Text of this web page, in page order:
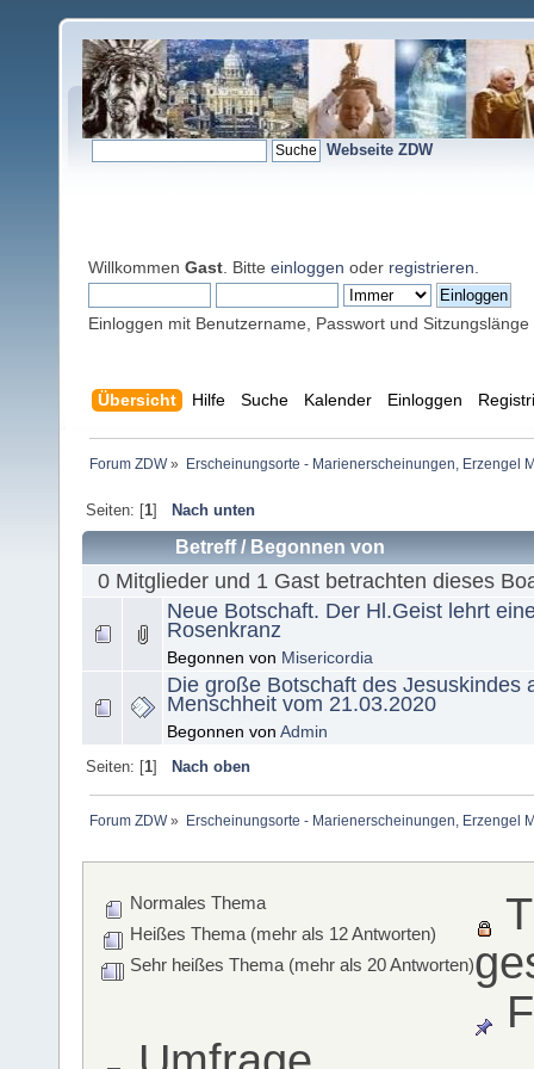
Webseite ZDW
Willkommen Gast . Bitte einloggen oder registrieren
Einloggen mit Benutzername, Passwort und Sitzungslänge
Übersicht Hilfe Suche Kalender Einloggen
Forum ZDW» Erscheinungsorte - Marienerscheinungen, Erzengel
Seiten: [1] Nach unten
Betreff/ Begonnen von
0 Mitglieder und 1 Gast betrachten dieses
Neue Botschaft. Der Hl.Geist lehrt
Rosenkranz
Begonnen von Misericordia
Die große Botschaft des Jesuskindes
Menschheit vom 21.03.2020
Begonnen von Admin
Seiten: [1] Nach oben
Forum ZDW» Erscheinungsorte - Marienerscheinungen, Erzengel
Normales Thema
Heißes Thema (mehr als 12 Antworten)
Sehr heißes Thema (mehr als 20 Antworten)